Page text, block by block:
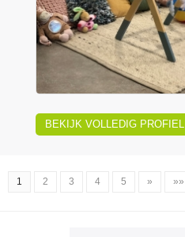
BEKIJK VOLLEDIG PROFIEL
1 2 3 4 5 » »»